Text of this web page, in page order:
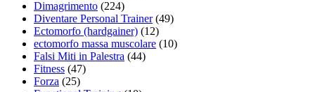
Dimagrimento (224)
Diventare Personal Trainer(49)
Ectomorfo (hardgainer) (12)
ectomorfo massa muscolare (10)
Falsi Miti in Palestra (44)
Fitness (47)
Forza (25)